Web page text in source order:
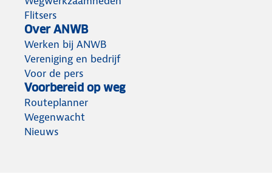
Flitsers
Over ANWB
Werken bij ANWB
Vereniging en bedrijf
Voor de pers
Voorbereid op weg
Routeplanner
Wegenwacht
Nieuws